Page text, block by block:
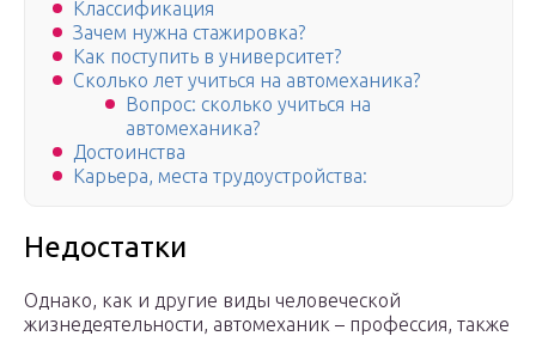
Классификация
Зачем нужна стажировка?
Как поступить в университет?
Сколько лет учиться на автомеханика?
Вопрос: сколько учиться на
автомеханика?
Достоинства
Карьера, места трудоустройства:
Недостатки
Однако, как и другие виды человеческой
жизнедеятельности, автомеханик – профессия, также